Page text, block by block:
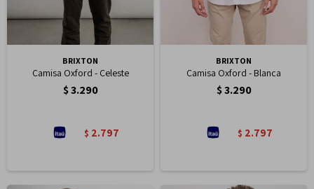
BRIXTON
Camisa Oxford - Celeste
$3.290
$ 2.797
BRIXTON
Camisa Oxford - Blanca
$3.290
$ 2.797